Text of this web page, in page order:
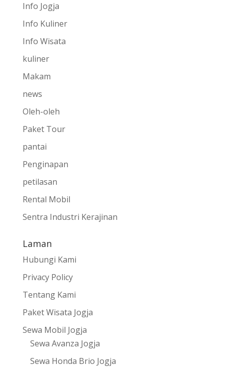
Info Jogja
Info Kuliner
Info Wisata
kuliner
Makam
news
Oleh-oleh
Paket Tour
pantai
Penginapan
petilasan
Rental Mobil
Sentra Industri Kerajinan
Laman
Hubungi Kami
Privacy Policy
Tentang Kami
Paket Wisata Jogja
Sewa Mobil Jogja
Sewa Avanza Jogja
Sewa Honda Brio Jogja